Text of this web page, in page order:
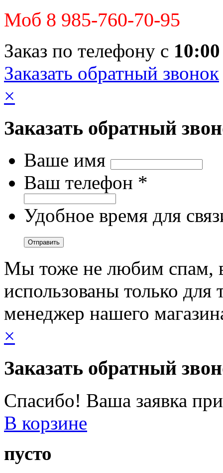
Моб 8 985-760-70-95
Заказ по телефону с 10:00
Заказать обратный звонок
×
Заказать обратный
Ваше имя
Ваш телефон *
Удобное время для
Мы тоже не любим спам,
использованы только для
менеджер нашего
×
Заказать обратный
Спасибо! Ваша заявка
В корзине
пусто